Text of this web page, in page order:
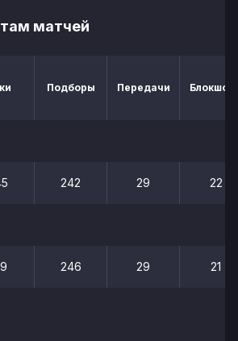
матчей
Подборы Передачи
242 29 22
246 29 21